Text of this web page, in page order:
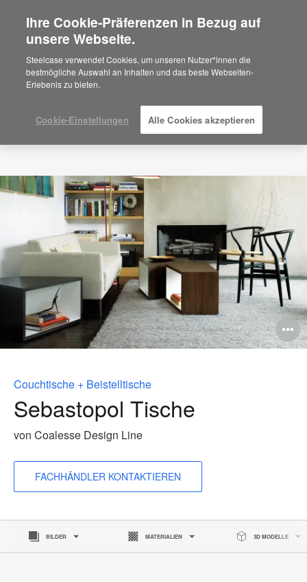
Are you in United States?
Would you like to see Products we sell in
your region?
Americas
Español
Couchtische + Beistelltische
Sebastopol Tische
von Coalesse Design Line
FACHHÄNDLER KONTAKTIEREN
BILDER MATERIALIEN 3D MODELLE
Ihre Cookie-Präferenzen in Bezug auf
unsere Webseite.
Steelcase verwendet Cookies, um unseren Nutzer*innen die
bestmögliche Auswahl an Inhalten und das beste Webseiten-
Erlebenis zu bieten.
Cookie-Einstellungen Alle Cookies akzeptieren